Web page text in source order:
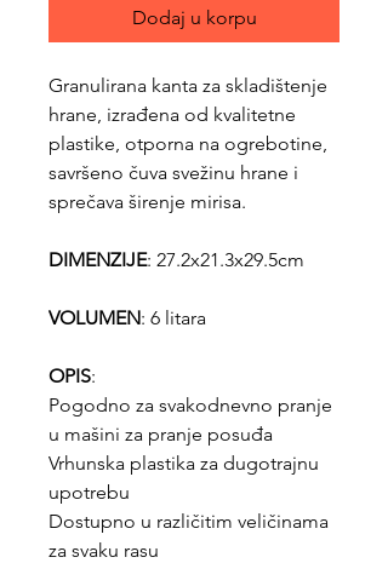
Dodaj u korpu
Granulirana kanta za skladištenje
hrane, izrađena od kvalitetne
plastike, otporna na ogrebotine,
savršeno čuva svežinu hrane i
sprečava širenje mirisa.
DIMENZIJE: 27.2x21.3x29.5cm
VOLUMEN: 6 litara
OPIS:
Pogodno za svakodnevno pranje
u mašini za pranje posuđa
Vrhunska plastika za dugotrajnu
upotrebu
Dostupno u različitim veličinama
za svaku rasu